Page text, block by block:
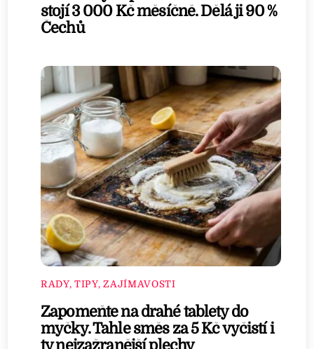
stojí 3 000 Kč měsíčně. Dělá ji 90 %
Čechů
RADY, TIPY, ZAJÍMAVOSTI
Zapomeňte na drahé tablety do
myčky. Tahle směs za 5 Kč vyčistí i
ty nejzažranější plechy